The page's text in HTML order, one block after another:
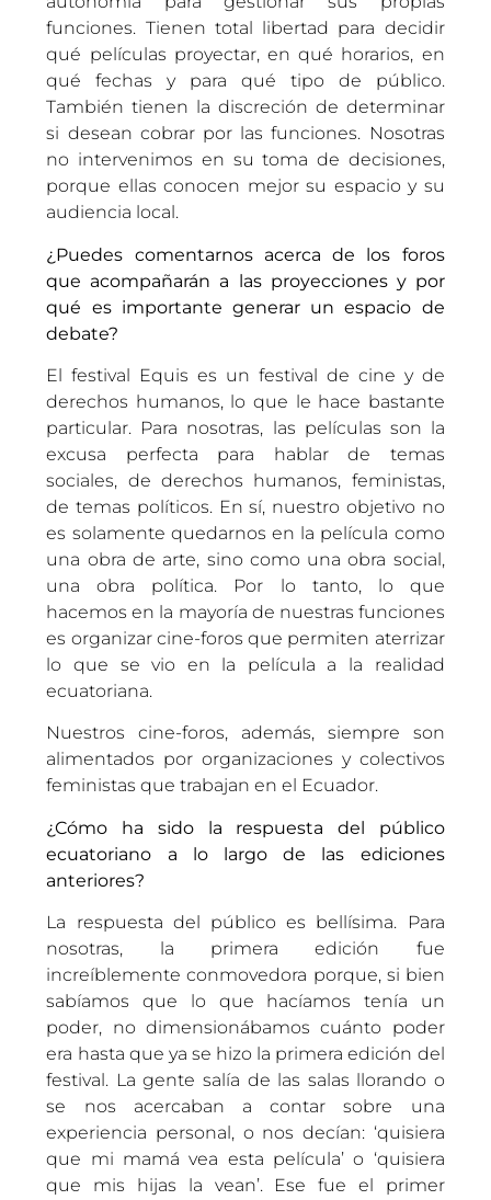
funciones. Tienen total libertad para decidir
qué películas proyectar, en qué horarios, en
qué fechas y para qué tipo de público.
También tienen la discreción de determinar
si desean cobrar por las funciones. Nosotras
no intervenimos en su toma de decisiones,
porque ellas conocen mejor su espacio y su
audiencia local.
¿Puedes comentarnos acerca de los foros
que acompañarán a las proyecciones y por
qué es importante generar un espacio de
debate?
El festival Equis es un festival de cine y de
derechos humanos, lo que le hace bastante
particular. Para nosotras, las películas son la
excusa perfecta para hablar de temas
sociales, de derechos humanos, feministas,
de temas políticos. En sí, nuestro objetivo no
es solamente quedarnos en la película como
una obra de arte, sino como una obra social,
una obra política. Por lo tanto, lo que
hacemos en la mayoría de nuestras funciones
es organizar cine-foros que permiten aterrizar
lo que se vio en la película a la realidad
ecuatoriana.
Nuestros cine-foros, además, siempre son
alimentados por organizaciones y colectivos
feministas que trabajan en el Ecuador.
¿Cómo ha sido la respuesta del público
ecuatoriano a lo largo de las ediciones
anteriores?
La respuesta del público es bellísima. Para
nosotras, la primera edición fue
increíblemente conmovedora porque, si bien
sabíamos que lo que hacíamos tenía un
poder, no dimensionábamos cuánto poder
era hasta que ya se hizo la primera edición del
festival. La gente salía de las salas llorando o
se nos acercaban a contar sobre una
experiencia personal, o nos decían: ‘quisiera
que mi mamá vea esta película’ o ‘quisiera
que mis hijas la vean’. Ese fue el primer